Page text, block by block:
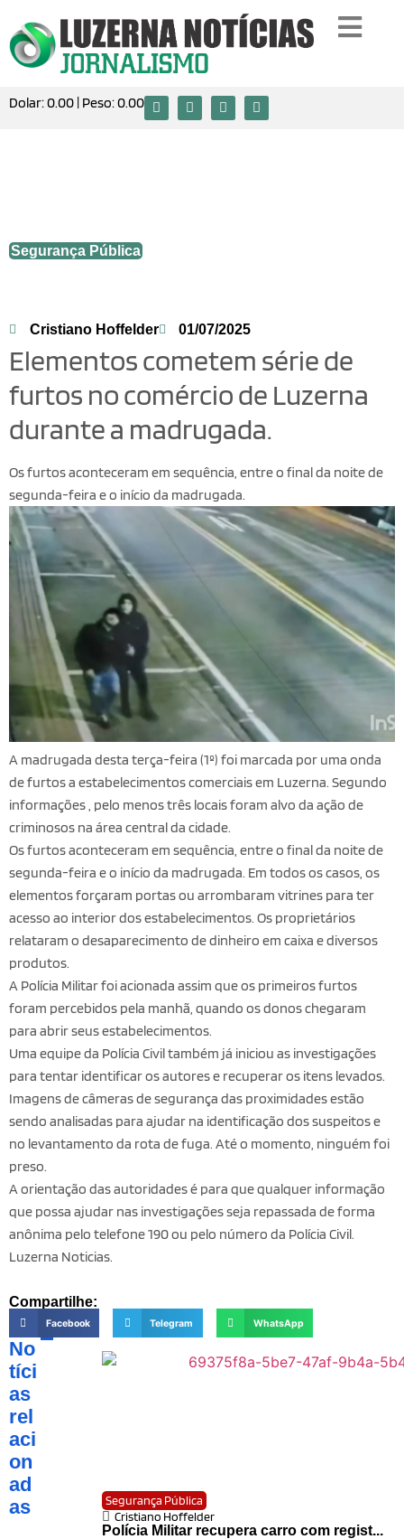
Dolar:0.00 | Peso:0.00
Segurança Pública
Cristiano Hoffelder 01/07/2025
Elementos cometem série de
furtos no comércio de Luzerna
durante a madrugada.
Os furtos aconteceram em sequência, entre o final da noite de
segunda-feira e o início da madrugada.
A madrugada desta terça-feira (1º) foi marcada por uma onda
de furtos a estabelecimentos comerciais em Luzerna. Segundo
informações , pelo menos três locais foram alvo da ação de
criminosos na área central da cidade.
Os furtos aconteceram em sequência, entre o final da noite de
segunda-feira e o início da madrugada. Em todos os casos, os
elementos forçaram portas ou arrombaram vitrines para ter
acesso ao interior dos estabelecimentos. Os proprietários
relataram o desaparecimento de dinheiro em caixa e diversos
produtos.
A Polícia Militar foi acionada assim que os primeiros furtos
foram percebidos pela manhã, quando os donos chegaram
para abrir seus estabelecimentos.
Uma equipe da Polícia Civil também já iniciou as investigações
para tentar identificar os autores e recuperar os itens levados.
Imagens de câmeras de segurança das proximidades estão
sendo analisadas para ajudar na identificação dos suspeitos e
no levantamento da rota de fuga. Até o momento, ninguém foi
preso.
A orientação das autoridades é para que qualquer informação
que possa ajudar nas investigações seja repassada de forma
anônima pelo telefone 190 ou pelo número da Polícia Civil.
Luzerna Noticias.
Compartilhe:
Facebook Telegram WhatsApp
No
tíci
as
rel
aci
on
ad
as
Segurança Pública
Cristiano Hoffelder
Polícia Militar recupera carro com regist...